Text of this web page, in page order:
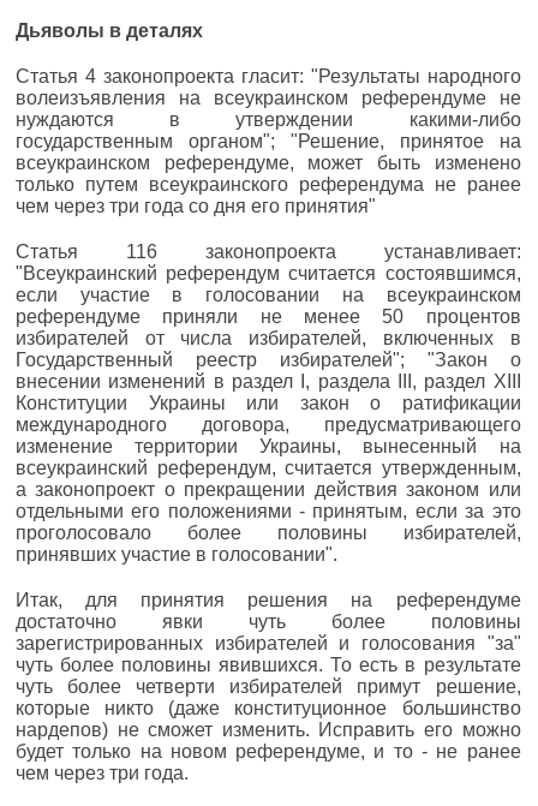
Дьяволы в деталях
Статья 4 законопроекта гласит: "Результаты народного
волеизъявления на всеукраинском референдуме не
нуждаются в утверждении какими-либо
государственным органом"; "Решение, принятое на
всеукраинском референдуме, может быть изменено
только путем всеукраинского референдума не ранее
чем через три года со дня его принятия"
Статья 116 законопроекта устанавливает:
"Всеукраинский референдум считается состоявшимся,
если участие в голосовании на всеукраинском
референдуме приняли не менее 50 процентов
избирателей от числа избирателей, включенных в
Государственный реестр избирателей"; "Закон о
внесении изменений в раздел I, раздела III, раздел XIII
Конституции Украины или закон о ратификации
международного договора, предусматривающего
изменение территории Украины, вынесенный на
всеукраинский референдум, считается утвержденным,
а законопроект о прекращении действия законом или
отдельными его положениями - принятым, если за это
проголосовало более половины избирателей,
принявших участие в голосовании".
Итак, для принятия решения на референдуме
достаточно явки чуть более половины
зарегистрированных избирателей и голосования "за"
чуть более половины явившихся. То есть в результате
чуть более четверти избирателей примут решение,
которые никто (даже конституционное большинство
нардепов) не сможет изменить. Исправить его можно
будет только на новом референдуме, и то - не ранее
чем через три года.